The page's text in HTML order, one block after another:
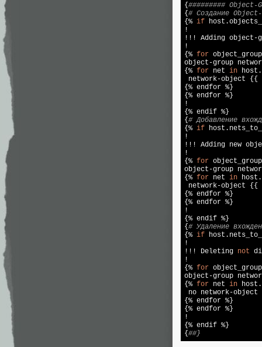
{ ######### Object-
{ # Создание
{% if
!
!!! Adding object-
!
{% for
object-group
{% for net in
network-object
{% endfor %}
{% endfor %}
!
{% endif %}
{ # Добавление
{% if
!
!!! Adding new
!
{% for
object-group
{% for net in
network-object
{% endfor %}
{% endfor %}
!
{% endif %}
{ # Удаление
{% if
!
!!! Deleting not
!
{% for
object-group
{% for net in
no network-
{% endfor %}
{% endfor %}
!
{% endif %}
{ ##}